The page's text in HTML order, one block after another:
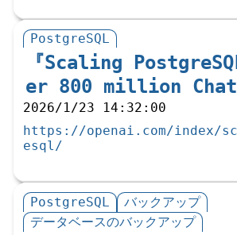
PostgreSQL
『Scaling
er 800 million
2026/1/23 14:32:00
https://openai.com/index/
esql/
PostgreSQL
バックアップ
データベースのバックアップ